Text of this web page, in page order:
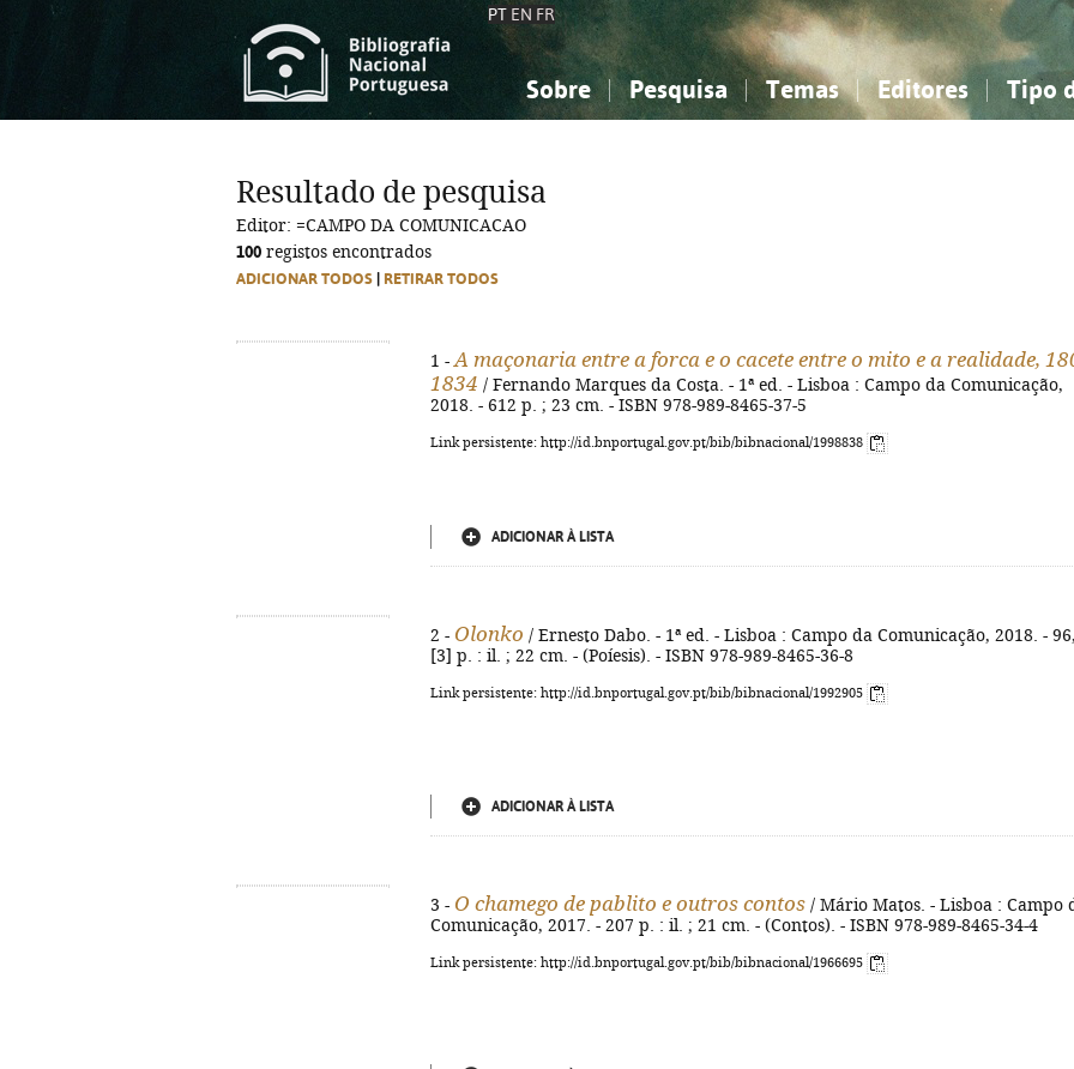
PT EN FR
Sobre Pesquisa Temas
Ciências sociais...
Editores Tipo
Ciências sociais...
Resultado de pesquisa
Editor: =CAMPO DA COMUNICACAO
100 registos encontrados
ADICIONAR TODOS RETIRAR TODOS
1 - A maçonaria entre a forca e o cacete entre o mito e a realidade,
1834 / Fernando Marques da Costa. - 1ª ed. - Lisboa : Campo da Comunicação,
2018. - 612 p. ; 23 cm. - ISBN 978-989-8465-37-5
Link persistente: http://id.bnportugal.gov.pt/bib/bibnacional/1998838
ADICIONAR À LISTA
2 - Olonko / Ernesto Dabo. - 1ª ed. - Lisboa : Campo da Comunicação, 2018. - 96,
[3] p. : il. ; 22 cm. - (Poíesis). - ISBN 978-989-8465-36-8
Link persistente: http://id.bnportugal.gov.pt/bib/bibnacional/1992905
ADICIONAR À LISTA
3 - O chamego de pablito e outros contos / Mário Matos. - Lisboa : Campo
Comunicação, 2017. - 207 p. : il. ; 21 cm. - (Contos). - ISBN 978-989-8465-34-4
Link persistente: http://id.bnportugal.gov.pt/bib/bibnacional/1966695